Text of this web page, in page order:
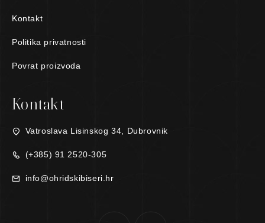
Kontakt
Politika privatnosti
Povrat proizvoda
Kontakt
Vatroslava Lisinskog 34, Dubrovnik
(+385) 91 2520-305
info@ohridskibiseri.hr